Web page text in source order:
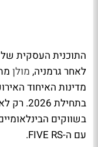
התוכנית העסקית
לאחר גרמניה, מולן
מדינות האיחוד
בתחילת
בשווקים
עם ה-FIVE RS.